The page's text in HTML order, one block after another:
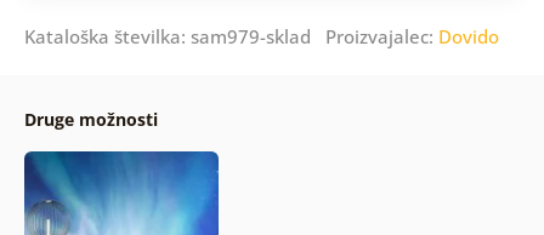
Kataloška številka: sam979-sklad Proizvajalec: Dovido
Druge možnosti